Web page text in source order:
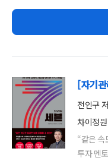
[자기
전인구 저
차이정원
“같은 속
투자 멘